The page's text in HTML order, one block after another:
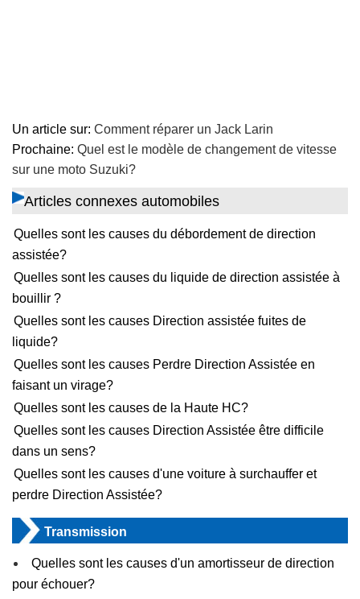
Un article sur: Comment réparer un Jack Larin
Prochaine: Quel est le modèle de changement de vitesse
sur une moto Suzuki?
Articles connexes automobiles
Quelles sont les causes du débordement de direction
assistée?
Quelles sont les causes du liquide de direction assistée à
bouillir ?
Quelles sont les causes Direction assistée fuites de
liquide?
Quelles sont les causes Perdre Direction Assistée en
faisant un virage?
Quelles sont les causes de la Haute HC?
Quelles sont les causes Direction Assistée être difficile
dans un sens?
Quelles sont les causes d'une voiture à surchauffer et
perdre Direction Assistée?
Transmission
Quelles sont les causes d'un amortisseur de direction
pour échouer?